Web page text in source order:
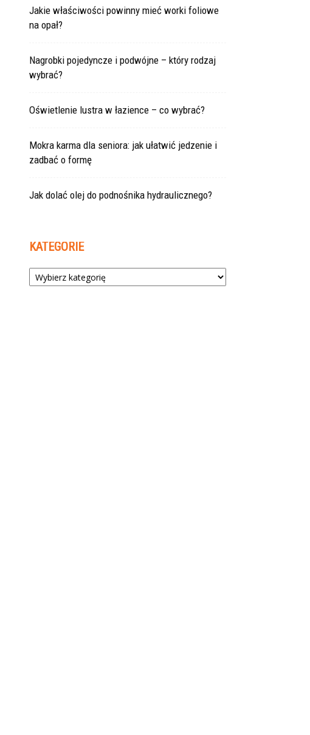
Jakie właściwości powinny mieć worki foliowe
na opał?
Nagrobki pojedyncze i podwójne – który rodzaj
wybrać?
Oświetlenie lustra w łazience – co wybrać?
Mokra karma dla seniora: jak ułatwić jedzenie i
zadbać o formę
Jak dolać olej do podnośnika hydraulicznego?
KATEGORIE
Kategorie